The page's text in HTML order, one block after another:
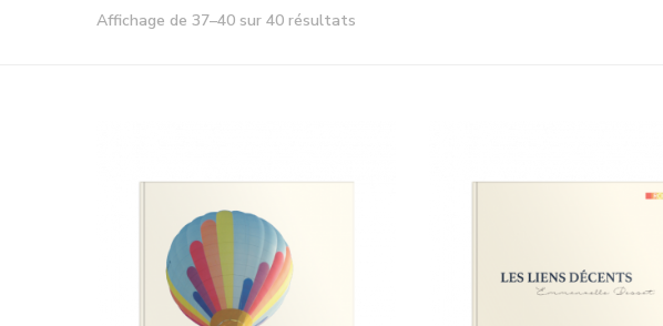
Affichage de 37–40 sur 40 résultats